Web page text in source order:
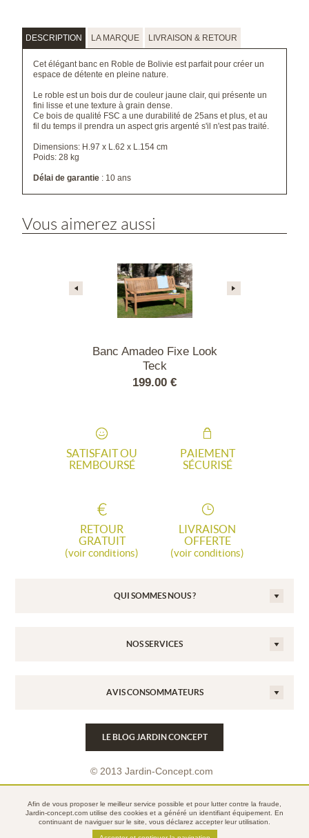
DESCRIPTION LA MARQUE LIVRAISON & RETOUR
Cet élégant banc en Roble de Bolivie est parfait pour créer un
espace de détente en pleine nature.
Le roble est un bois dur de couleur jaune clair, qui présente un
fini lisse et une texture à grain dense.
Ce bois de qualité FSC a une durabilité de 25ans et plus, et au
fil du temps il prendra un aspect gris argenté s'il n'est pas traité.
Dimensions: H.97 x L.62 x L.154 cm
Poids: 28 kg
Délai de garantie : 10 ans
Vous aimerez aussi
Banc Amadeo Fixe Look
Teck
199.00 €
SATISFAIT OU
REMBOURSÉ
PAIEMENT
SÉCURISÉ
RETOUR
GRATUIT
(voir conditions)
LIVRAISON
OFFERTE
(voir conditions)
QUI SOMMES NOUS ?
NOS SERVICES
AVIS CONSOMMATEURS
LE BLOG JARDIN CONCEPT
© 2013 Jardin-Concept.com
Mentions légales
Politique de confidentialité
Afin de vous proposer le meilleur service possible et pour lutter contre la fraude,
Jardin-concept.com utilise des cookies et a généré un identifiant équipement. En
continuant de naviguer sur le site, vous déclarez accepter leur utilisation.